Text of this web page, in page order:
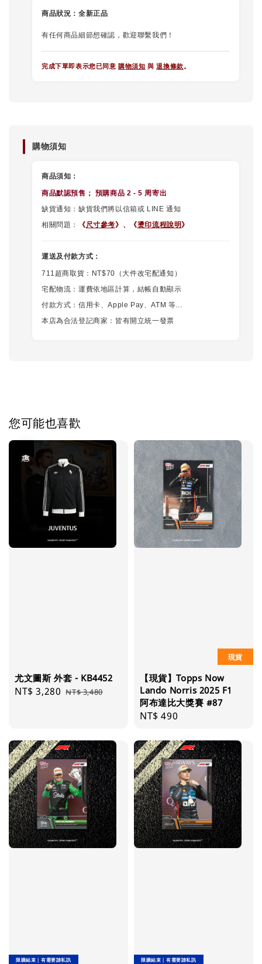
商品狀況： 全新正品
有任何商品細節想確認，歡迎聯繫我們！
完成下單即表示您已同意 購物須知 與退換條款。
購物須知
商品須知：
商品默認預售 ； 預購商品 2 - 5 周寄出
缺貨通知：缺貨我們將以信箱或 LINE 通知
相關問題：
《尺寸參考》、 《燙印流程說明 》
運送及付款方式：
711超商取貨：NT$70（大件改宅配通知）
宅配物流：運費依地區計算，結帳自動顯示
付款方式：信用卡、Apple Pay、ATM 等...
本店為合法登記商家：皆有開立統一發票
您可能也喜歡
尤文圖斯 外套 - KB4452
Sale
NT$ 3,280 Regular
NT$ 3,480
現貨
【現貨】Topps Now
Lando Norris 2025 F1
阿布達比大獎賽 #87
Regular
NT$ 490
限購結束｜有需要請私訊 限購結束｜有需要請私訊